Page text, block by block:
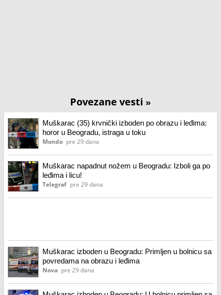
Povezane vesti »
Muškarac (35) krvnički izboden po obrazu i leđima:
horor u Beogradu, istraga u toku
Mondo pre 29 dana
Muškarac napadnut nožem u Beogradu: Izboli ga po
leđima i licu!
Telegraf pre 29 dana
Muškarac izboden u Beogradu: Primljen u bolnicu sa
povredama na obrazu i leđima
Nova pre 29 dana